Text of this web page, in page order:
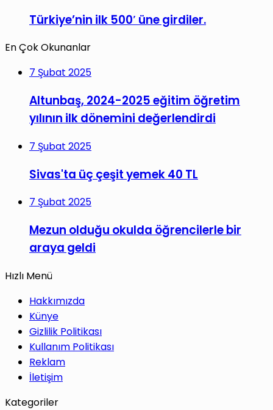
Türkiye’nin ilk 500′ üne girdiler.
En Çok Okunanlar
7 Şubat 2025
Altunbaş, 2024-2025 eğitim öğretim
yılının ilk dönemini değerlendirdi
7 Şubat 2025
Sivas'ta üç çeşit yemek 40 TL
7 Şubat 2025
Mezun olduğu okulda öğrencilerle bir
araya geldi
Hızlı Menü
Hakkımızda
Künye
Gizlilik Politikası
Kullanım Politikası
Reklam
İletişim
Kategoriler